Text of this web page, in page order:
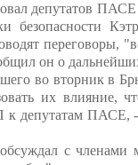
депутатов
безопасности
переговоры,
он о
во вторник в
их влияние,
депутатам ПАСЕ,
с членами